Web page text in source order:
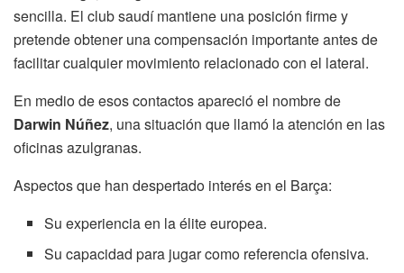
sencilla. El club saudí mantiene una posición firme y
pretende obtener una compensación importante antes de
facilitar cualquier movimiento relacionado con el lateral.
En medio de esos contactos apareció el nombre de
Darwin Núñez, una situación que llamó la atención en las
oficinas azulgranas.
Aspectos que han despertado interés en el Barça:
Su experiencia en la élite europea.
Su capacidad para jugar como referencia ofensiva.